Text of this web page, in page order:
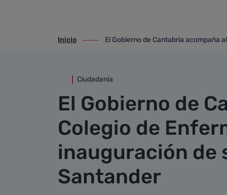
ir-a inicio
Inicio
ir-a El Gobierno de Cantabria
El Gobierno de Cantabria acompaña
Ciudadanía
El Gobierno de
Colegio de
inauguración de
Santander